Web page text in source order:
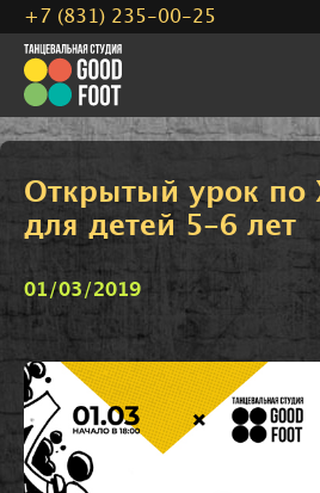
Открытый урок по
для детей 5-6 лет
01/03/2019
+7 (831) 235-00-25